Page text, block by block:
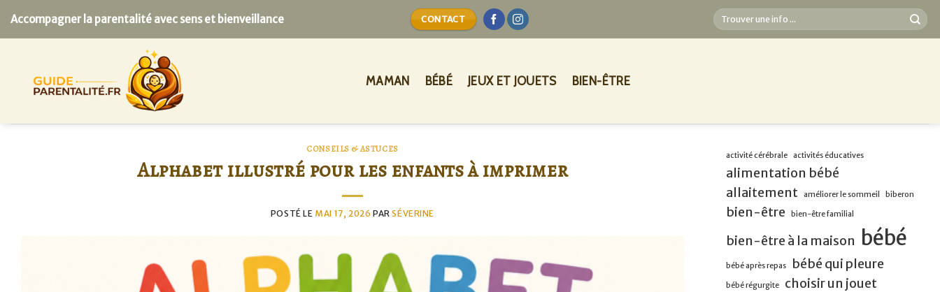
to
Accompagner la parentalité avec sens et bienveillance CONTACT
MAMAN BÉBÉ JEUX ET JOUETS BIEN-ÊTRE
CONSEILS & ASTUCES
Alphabet illustré pour les enfants à imprimer
POSTÉ LE MAI 17, 2026 PARSÉVERINE
activité cérébrale activités éducatives
alimentation bébé
allaitement
améliorer le sommeil biberon
bien-être bien-être familial
bien-être à la maison bébé
bébé après repas bébé qui pleure
bébé régurgite choisir un jouet